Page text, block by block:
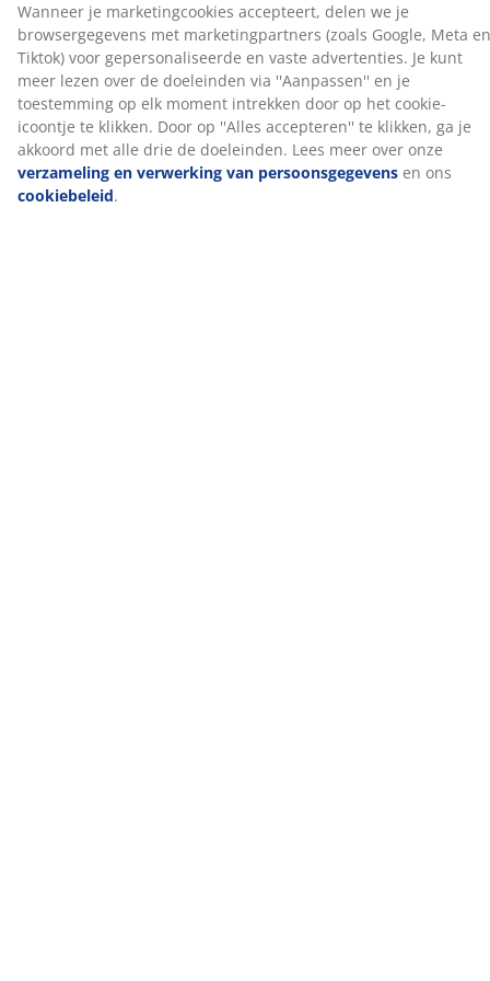
en glad, wat zorgt voor een aangenaam gevoel en
voorkomt dat ze in de knoop raken. Vulgewicht: 1200 g.
Katoenen stof
Katoen is ademend en voelt zacht en natuurlijk aan,
waardoor je 's nachts comfortabel slaapt.
Wassen
Het dekbed kan in de machine gewassen worden op